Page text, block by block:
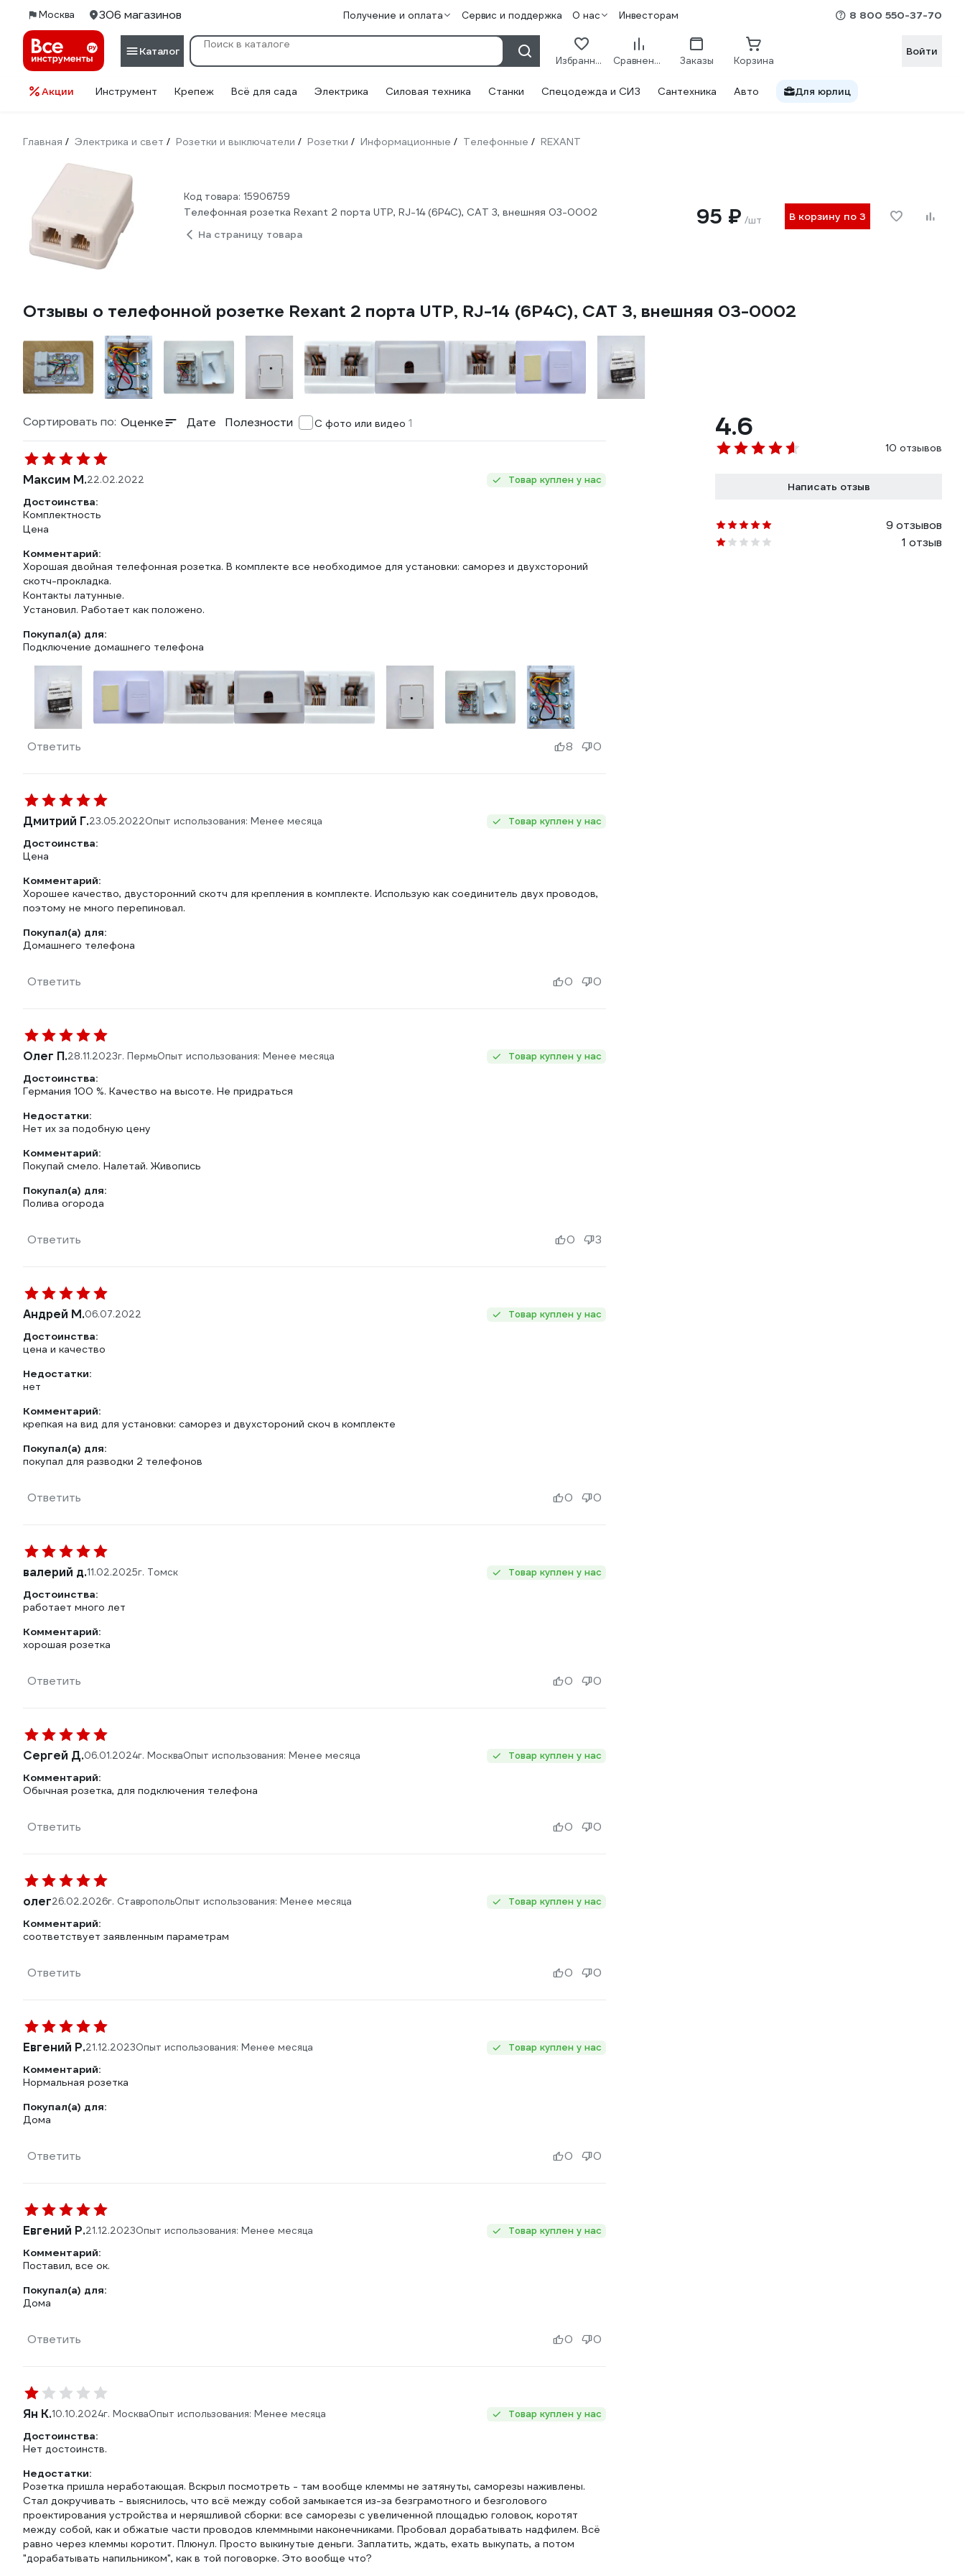
Москва 306 магазинов Получение и оплата Сервис и поддержка О нас Инвесторам 8 800 550-37-70
Каталог
Избранное Сравнение Заказы Корзина
Войти
Акции Инструмент Крепеж Всё для сада Электрика Силовая техника Станки Спецодежда и СИЗ Сантехника Авто Для юрлиц
Главная / Электрика и свет / Розетки и выключатели / Розетки / Информационные / Телефонные / REXANT
Код товара: 15906759
Телефонная розетка Rexant 2 порта UTP, RJ-14 (6P4C), CAT 3, внешняя 03-0002
На страницу товара
95 ₽ /шт В корзину по 3
Отзывы о телефонной розетке Rexant 2 порта UTP, RJ-14 (6P4C), CAT 3, внешняя 03-0002
Сортировать по: Оценке Дате Полезности С фото или видео 1
Максим М.22.02.2022 Товар куплен у нас
Достоинства:
Комплектность
Цена
Комментарий:
Хорошая двойная телефонная розетка. В комплекте все необходимое для установки: саморез и двухстороний
скотч-прокладка.
Контакты латунные.
Установил. Работает как положено.
Покупал(а) для:
Подключение домашнего телефона
Ответить 8 0
Дмитрий Г.23.05.2022Опыт использования: Менее месяца Товар куплен у нас
Достоинства:
Цена
Комментарий:
Хорошее качество, двусторонний скотч для крепления в комплекте. Использую как соединитель двух проводов,
поэтому не много перепиновал.
Покупал(а) для:
Домашнего телефона
Ответить 0 0
Олег П.28.11.2023г. ПермьОпыт использования: Менее месяца Товар куплен у нас
Достоинства:
Германия 100 %. Качество на высоте. Не придраться
Недостатки:
Нет их за подобную цену
Комментарий:
Покупай смело. Налетай. Живопись
Покупал(а) для:
Полива огорода
Ответить 0 3
Андрей М.06.07.2022 Товар куплен у нас
Достоинства:
цена и качество
Недостатки:
нет
Комментарий:
крепкая на вид для установки: саморез и двухстороний скоч в комплекте
Покупал(а) для:
покупал для разводки 2 телефонов
Ответить 0 0
валерий д.11.02.2025г. Томск Товар куплен у нас
Достоинства:
работает много лет
Комментарий:
хорошая розетка
Ответить 0 0
Сергей Д.06.01.2024г. МоскваОпыт использования: Менее месяца Товар куплен у нас
Комментарий:
Обычная розетка, для подключения телефона
Ответить 0 0
олег26.02.2026г. СтавропольОпыт использования: Менее месяца Товар куплен у нас
Комментарий:
соответствует заявленным параметрам
Ответить 0 0
Евгений Р.21.12.2023Опыт использования: Менее месяца Товар куплен у нас
Комментарий:
Нормальная розетка
Покупал(а) для:
Дома
Ответить 0 0
Евгений Р.21.12.2023Опыт использования: Менее месяца Товар куплен у нас
Комментарий:
Поставил, все ок.
Покупал(а) для:
Дома
Ответить 0 0
Ян К.10.10.2024г. МоскваОпыт использования: Менее месяца Товар куплен у нас
Достоинства:
Нет достоинств.
Недостатки:
Розетка пришла неработающая. Вскрыл посмотреть - там вообще клеммы не затянуты, саморезы наживлены.
Стал докручивать - выяснилось, что всё между собой замыкается из-за безграмотного и безголового
проектирования устройства и неряшливой сборки: все саморезы с увеличенной площадью головок, коротят
между собой, как и обжатые части проводов клеммными наконечниками. Пробовал дорабатывать надфилем. Всё
равно через клеммы коротит. Плюнул. Просто выкинутые деньги. Заплатить, ждать, ехать выкупать, а потом
"дорабатывать напильником", как в той поговорке. Это вообще что?
4.6
10 отзывов
Написать отзыв
9 отзывов
1 отзыв